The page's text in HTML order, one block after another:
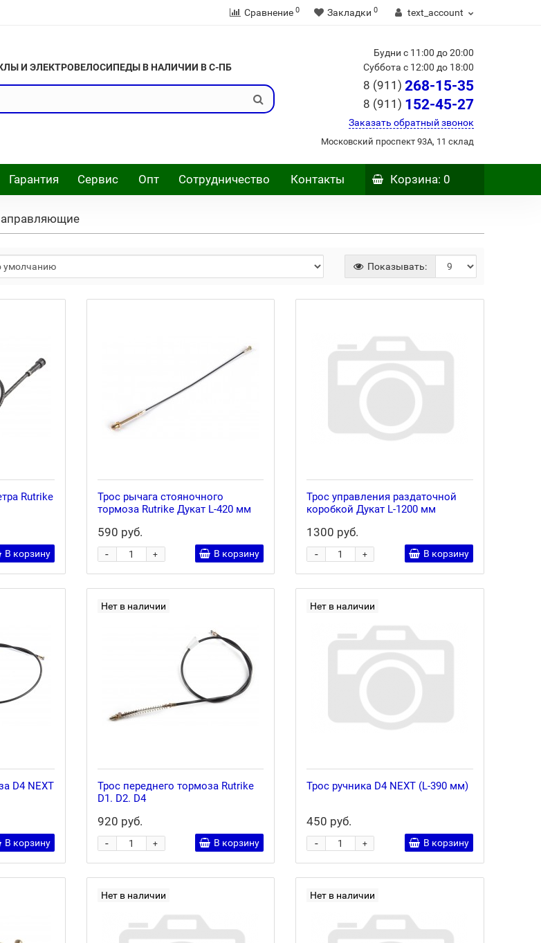
Сравнение 0 Закладки 0 text_account
И ЭЛЕКТРОВЕЛОСИПЕДЫ В НАЛИЧИИ В С-ПБ
Будни с 11:00 до 20:00
Суббота с 12:00 до 18:00
8 (911) 268-15-35
8 (911) 152-45-27
Заказать обратный звонок
Московский проспект 93А, 11 склад
Гарантия Сервис Опт Сотрудничество Контакты Корзина: 0
Показывать:
Rutrike
В корзину
Трос рычага стояночного
тормоза Rutrike Дукат L-420 мм
590 руб.
+
- В корзину
Трос управления раздаточной
коробкой Дукат L-1200 мм
1300 руб.
+
- В корзину
D4 NEXT
В корзину
Нет в наличии
Трос переднего тормоза Rutrike
D1. D2. D4
920 руб.
+
- В корзину
Нет в наличии
Трос ручника D4 NEXT (L-390 мм)
450 руб.
+
- В корзину
Нет в наличии Нет в наличии